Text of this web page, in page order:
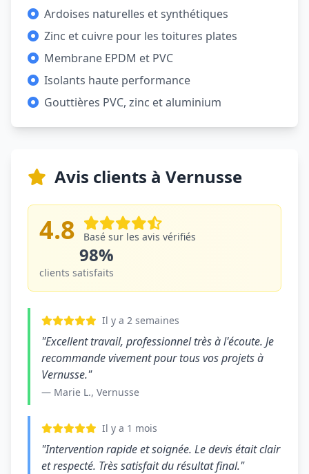
Ardoises naturelles et synthétiques
Zinc et cuivre pour les toitures plates
Membrane EPDM et PVC
Isolants haute performance
Gouttières PVC, zinc et aluminium
Avis clients à Vernusse
4.8 Basé sur les avis vérifiés
98%
clients satisfaits
Il y a 2 semaines
"Excellent travail, professionnel très à l'écoute. Je
recommande vivement pour tous vos projets à
Vernusse."
— Marie L., Vernusse
Il y a 1 mois
"Intervention rapide et soignée. Le devis était clair
et respecté. Très satisfait du résultat final."